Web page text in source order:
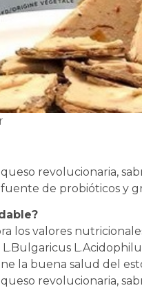
revolucionaria,
de probióticos y
los valores
la buena salud del
revolucionaria,